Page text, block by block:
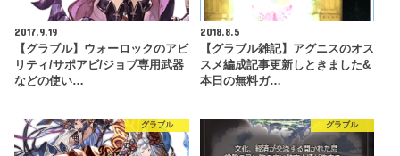
2017.9.19
【グラブル】ウォーロックのアビ
リティ/サポアビ/ジョブ専用武器
などの使い…
2018.8.5
【グラブル雑記】アグニスのオス
スメ編成記事更新しときました&
本日の無料ガ…
グラブル グラブル